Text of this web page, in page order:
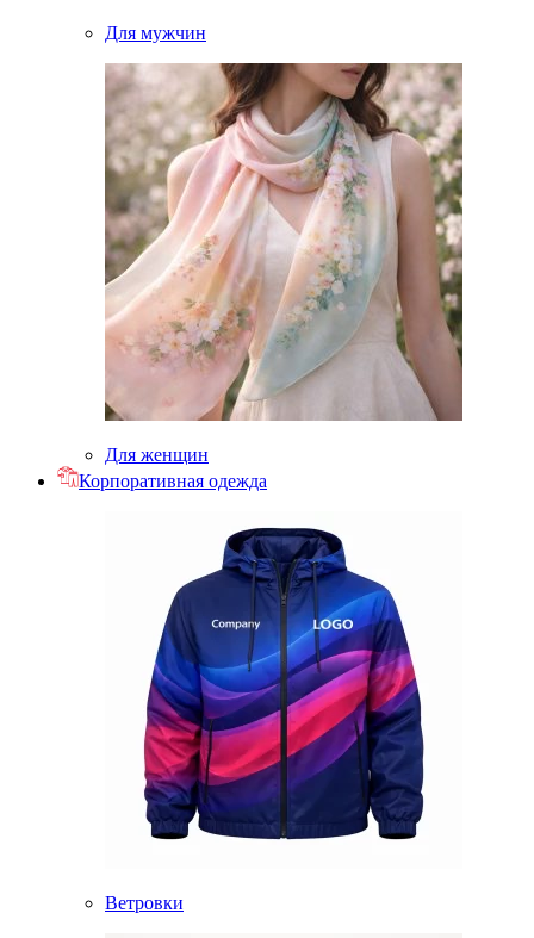
Для мужчин
Для женщин
Корпоративная одежда
Ветровки